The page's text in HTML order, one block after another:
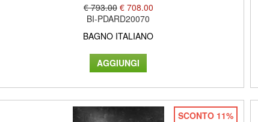
€ 793.00 € 708.00
BI-PDARD20070
BAGNO ITALIANO
SCONTO 11%